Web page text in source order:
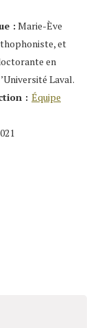
: Marie-Ève
et
en
Laval.
: Équipe